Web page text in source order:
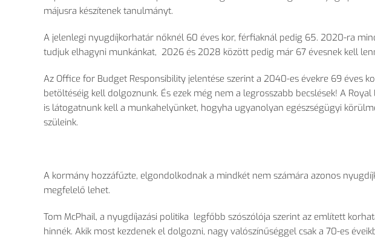
májusra készítenek tanulmányt.
A jelenlegi nyugdíjkorhatár nőknél 60 éves kor, férfiaknál pedig 65. 2020-ra
tudjuk elhagyni munkánkat, 2026 és 2028 között pedig már 67 évesnek kell
Az Office for Budget Responsibility jelentése szerint a 2040-es évekre 69 éves
betöltéséig kell dolgoznunk. És ezek még nem a legrosszabb becslések! A
is látogatnunk kell a munkahelyünket, hogyha ugyanolyan egészségügyi
szüleink.
A kormány hozzáfűzte, elgondolkodnak a mindkét nem számára azonos
megfelelő lehet.
Tom McPhail, a nyugdíjazási politika legfőbb szószólója szerint az említett
hinnék. Akik most kezdenek el dolgozni, nagy valószínűséggel csak a 70-es